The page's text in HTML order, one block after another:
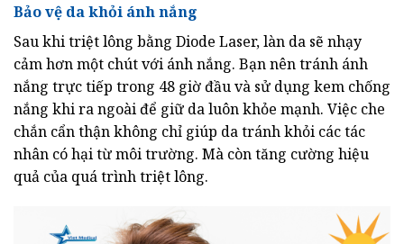
Bảo vệ da khỏi ánh nắng
Sau khi triệt lông bằng Diode Laser, làn da sẽ nhạy
cảm hơn một chút với ánh nắng. Bạn nên tránh ánh
nắng trực tiếp trong 48 giờ đầu và sử dụng kem chống
nắng khi ra ngoài để giữ da luôn khỏe mạnh. Việc che
chắn cẩn thận không chỉ giúp da tránh khỏi các tác
nhân có hại từ môi trường. Mà còn tăng cường hiệu
quả của quá trình triệt lông.